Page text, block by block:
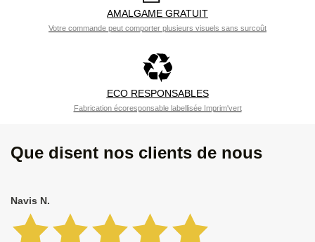
AMALGAME GRATUIT
Votre commande peut comporter plusieurs visuels sans surcoût
ECO RESPONSABLES
Fabrication écoresponsable labellisée Imprim'vert
Que disent nos clients de nous
Navis N.